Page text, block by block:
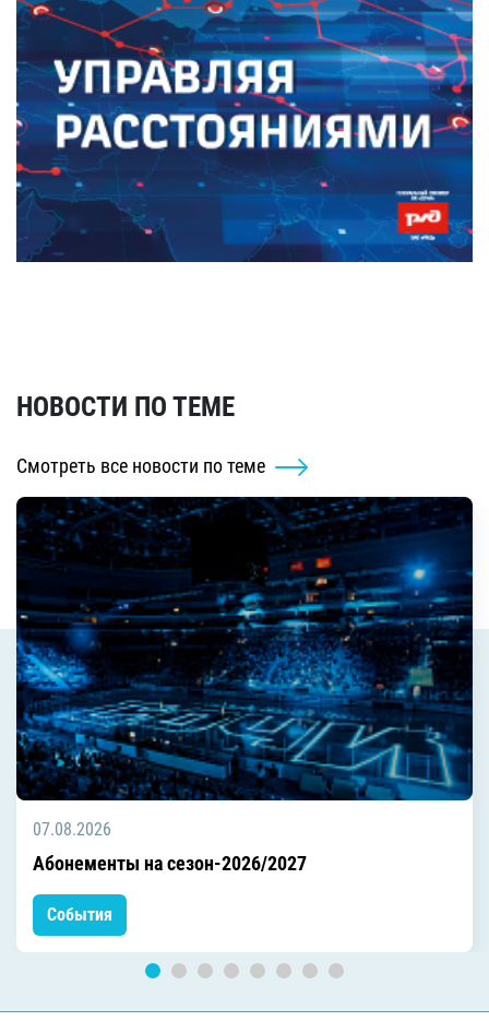
НОВОСТИ ПО ТЕМЕ
Смотреть все новости по теме
07.08.2026
Абонементы на сезон-2026/2027
События